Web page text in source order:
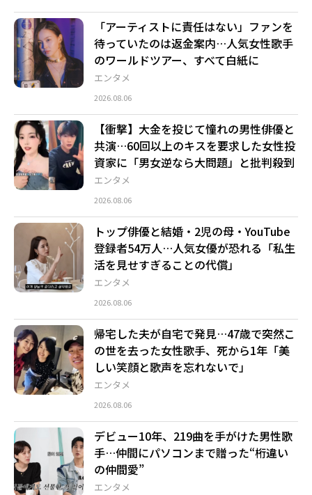
エンタメ
「アーティストに責任はない」ファンを
待っていたのは返金案内…人気女性歌手
のワールドツアー、すべて白紙に
2026.08.06
エンタメ
【衝撃】大金を投じて憧れの男性俳優と
共演…60回以上のキスを要求した女性投
資家に「男女逆なら大問題」と批判殺到
2026.08.06
エンタメ
トップ俳優と結婚・2児の母・YouTube
登録者54万人…人気女優が恐れる「私生
活を見せすぎることの代償」
2026.08.06
エンタメ
帰宅した夫が自宅で発見…47歳で突然こ
の世を去った女性歌手、死から1年「美
しい笑顔と歌声を忘れないで」
2026.08.06
エンタメ
デビュー10年、219曲を手がけた男性歌
手…仲間にパソコンまで贈った“桁違い
の仲間愛”